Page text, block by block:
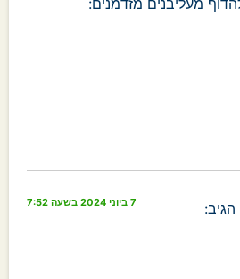
הגיב: 7 ביוני 2024 בשעה 7:52